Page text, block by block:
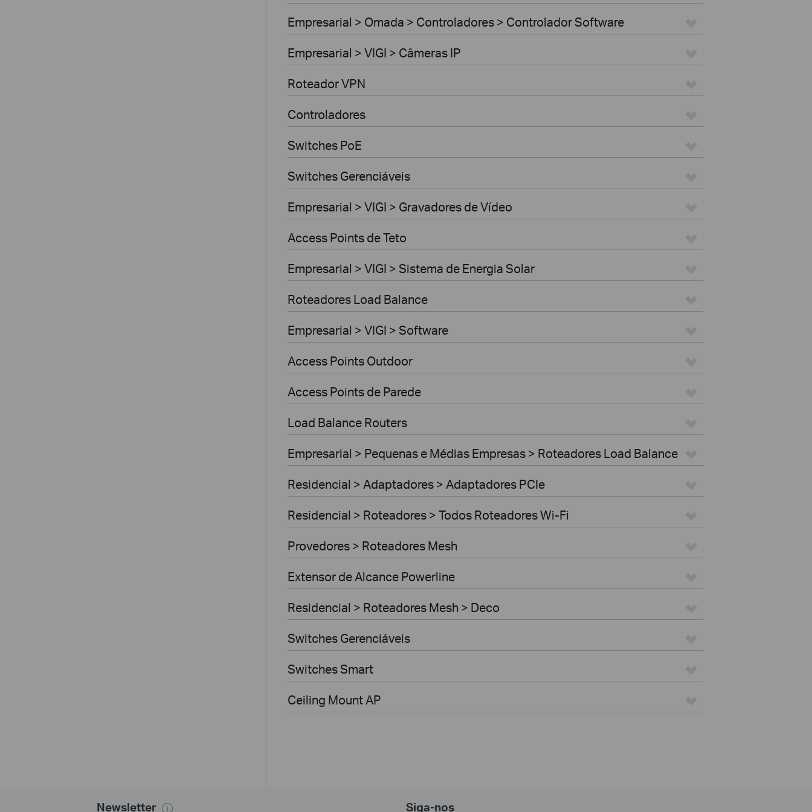
Empresarial > Omada > Controladores > Controlador Software
Empresarial > VIGI > Câmeras IP
Roteador VPN
Controladores
Switches PoE
Switches Gerenciáveis
Empresarial > VIGI > Gravadores de Vídeo
Access Points de Teto
Empresarial > VIGI > Sistema de Energia Solar
Roteadores Load Balance
Empresarial > VIGI > Software
Access Points Outdoor
Access Points de Parede
Load Balance Routers
Empresarial > Pequenas e Médias Empresas > Roteadores Load Balance
Residencial > Adaptadores > Adaptadores PCIe
Residencial > Roteadores > Todos Roteadores Wi-Fi
Provedores > Roteadores Mesh
Extensor de Alcance Powerline
Residencial > Roteadores Mesh > Deco
Switches Gerenciáveis
Switches Smart
Ceiling Mount AP
Newsletter Siga-nos